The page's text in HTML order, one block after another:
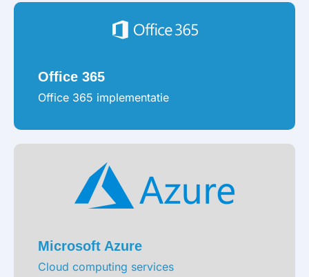
Office 365
Office 365 implementatie
Microsoft Azure
Cloud computing services